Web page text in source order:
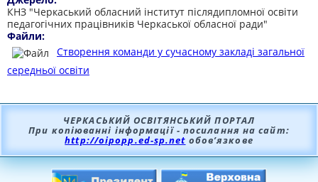
КНЗ "Черкаський обласний інститут післядипломної освіти
педагогічних працівників Черкаської обласної ради"
Файли:
Створення команди у сучасному закладі загальної
середньої освіти
ЧЕРКАСЬКИЙ ОСВІТЯНСЬКИЙ ПОРТАЛ
При копіюванні інформації - посилання на сайт:
http://oipopp.ed-sp.net обов’язкове